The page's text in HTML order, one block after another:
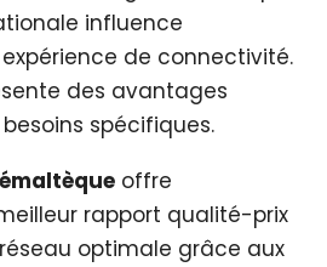
influence
de connectivité.
des avantages
spécifiques.
offre
rapport qualité-prix
optimale grâce aux